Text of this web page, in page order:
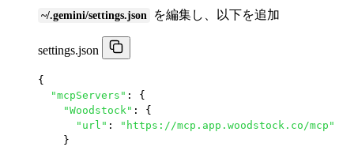
~/.gemini/settings.json を編集し、以下を追加
settings.json
{
"mcpServers" : {
"Woodstock" : {
"url" :
"https://mcp.app.woodstock.co/mcp"
    }